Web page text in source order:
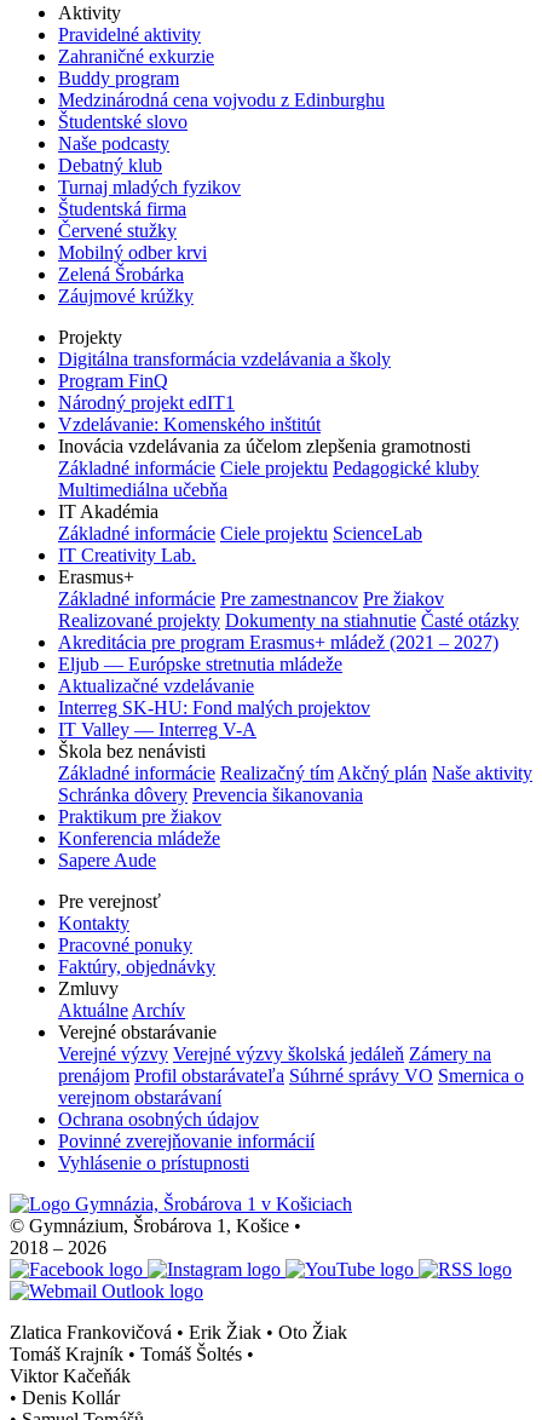
Aktivity
Pravidelné aktivity
Zahraničné exkurzie
Buddy program
Medzinárodná cena vojvodu z Edinburghu
Študentské slovo
Naše podcasty
Debatný klub
Turnaj mladých fyzikov
Študentská firma
Červené stužky
Mobilný odber krvi
Zelená Šrobárka
Záujmové krúžky
Projekty
Digitálna transformácia vzdelávania a školy
Program FinQ
Národný projekt edIT1
Vzdelávanie: Komenského inštitút
Inovácia vzdelávania za účelom zlepšenia gramotnosti
Základné informácie Ciele projektu Pedagogické kluby
Multimediálna učebňa
IT Akadémia
Základné informácie Ciele projektu ScienceLab
IT Creativity Lab.
Erasmus+
Základné informácie Pre zamestnancov Pre žiakov
Realizované projekty Dokumenty na stiahnutie Časté otázky
Akreditácia pre program Erasmus+ mládež (2021 – 2027)
Eljub — Európske stretnutia mládeže
Aktualizačné vzdelávanie
Interreg SK-HU: Fond malých projektov
IT Valley — Interreg V-A
Škola bez nenávisti
Základné informácie Realizačný tím Akčný plán Naše aktivity
Schránka dôvery Prevencia šikanovania
Praktikum pre žiakov
Konferencia mládeže
Sapere Aude
Pre verejnosť
Kontakty
Pracovné ponuky
Faktúry, objednávky
Zmluvy
Aktuálne Archív
Verejné obstarávanie
Verejné výzvy Verejné výzvy školská jedáleň Zámery na
prenájom Profil obstarávateľa Súhrné správy VO Smernica o
verejnom obstarávaní
Ochrana osobných údajov
Povinné zverejňovanie informácií
Vyhlásenie o prístupnosti
© Gymnázium, Šrobárova 1, Košice •
2018 – 2026
Zlatica Frankovičová • Erik Žiak • Oto Žiak
Tomáš Krajník • Tomáš Šoltés •
Viktor Kačeňák
• Denis Kollár